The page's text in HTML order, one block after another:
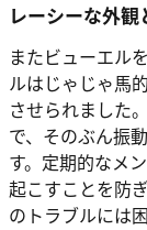
レーシーな外
またビューエル
ルはじゃじゃ馬
させられました
で、そのぶん振
す。定期的なメ
起こすことを防
のトラブルには